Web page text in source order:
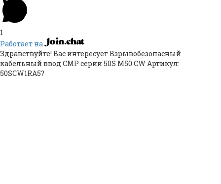
1
Работает на
Здравствуйте! Вас интересует Взрывобезопасный
кабельный ввод CMP серии 50S M50 CW Артикул:
50SCW1RA5?